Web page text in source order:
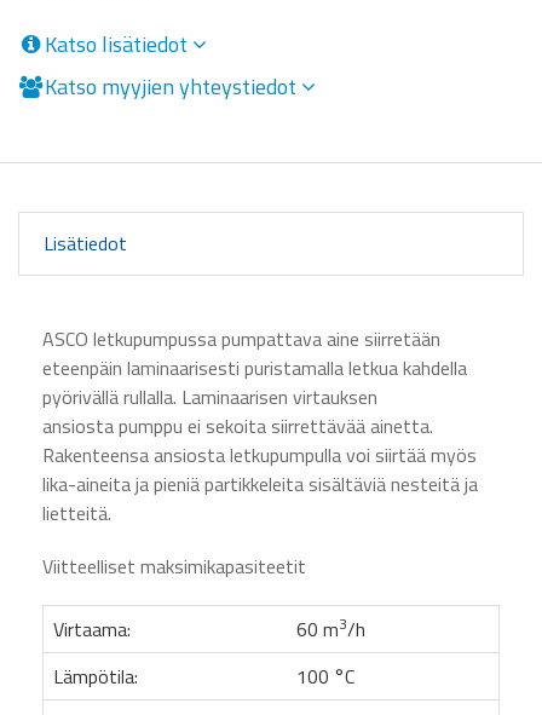
Katso lisätiedot
Katso myyjien yhteystiedot
Lisätiedot
ASCO letkupumpussa pumpattava aine siirretään
eteenpäin laminaarisesti puristamalla letkua kahdella
pyörivällä rullalla. Laminaarisen virtauksen
ansiosta pumppu ei sekoita siirrettävää ainetta.
Rakenteensa ansiosta letkupumpulla voi siirtää myös
lika-aineita ja pieniä partikkeleita sisältäviä nesteitä ja
lietteitä.
Viitteelliset maksimikapasiteetit
Virtaama: 60 m3/h
Lämpötila:
100 °C